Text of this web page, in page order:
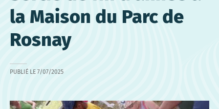
la Maison du Parc de
Rosnay
PUBLIÉ LE 7/07/2025